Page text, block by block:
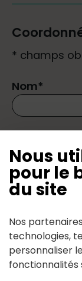
Nous
pour le
du site
Nos
technologies,
personnaliser
fonctionnalités
* champs
Nom*
Adresse mail
Code postal